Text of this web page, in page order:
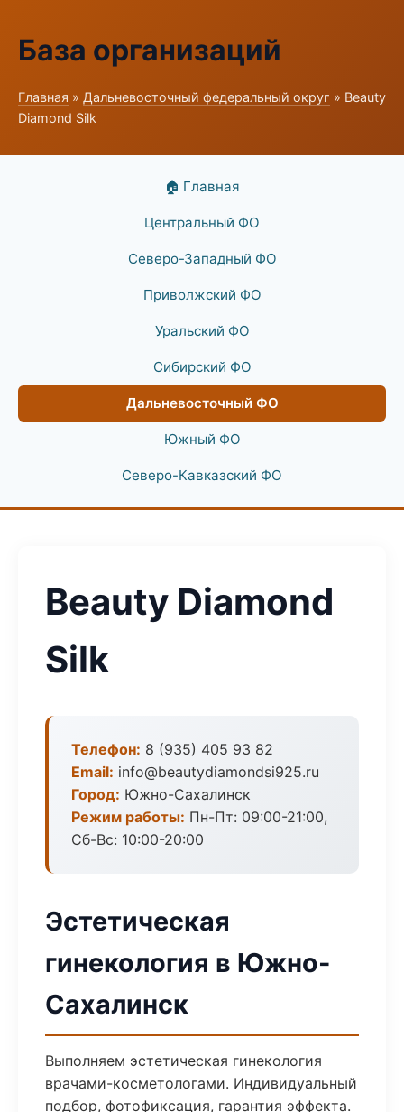
База организаций
Главная » Дальневосточный федеральный округ » Beauty
Diamond Silk
🏠 Главная
Центральный ФО
Северо-Западный ФО
Приволжский ФО
Уральский ФО
Сибирский ФО
Дальневосточный ФО
Южный ФО
Северо-Кавказский ФО
Beauty Diamond
Silk
Телефон: 8 (935) 405 93 82
Email: info@beautydiamondsi925.ru
Город: Южно-Сахалинск
Режим работы: Пн-Пт: 09:00-21:00,
Сб-Вс: 10:00-20:00
Эстетическая
гинекология в Южно-
Сахалинск
Выполняем эстетическая гинекология
врачами-косметологами. Индивидуальный
подбор, фотофиксация, гарантия эффекта.